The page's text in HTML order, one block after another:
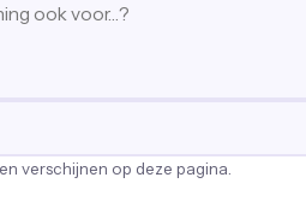
verschijnen op deze pagina.